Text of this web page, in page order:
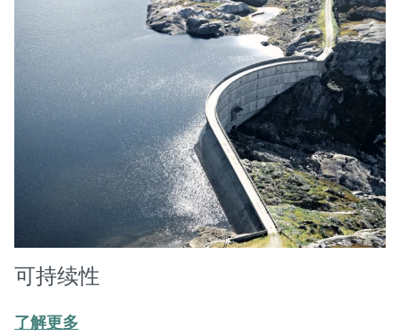
可持续性
了解更多